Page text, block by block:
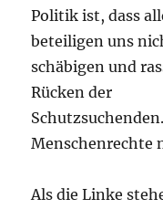
Politik ist, dass
beteiligen uns
schäbigen und
Rücken der
Menschenrechte
Als die Linke